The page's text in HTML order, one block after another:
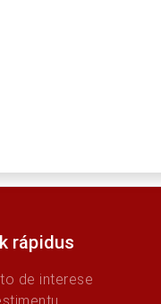
rápidus
de interese